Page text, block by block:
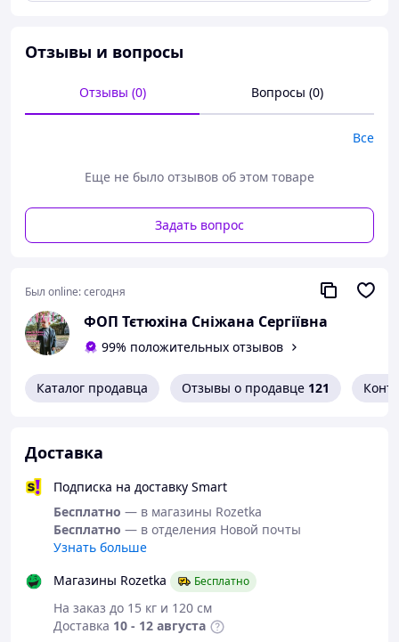
Отзывы и вопросы
Отзывы (0) Вопросы (0)
Все
Еще не было отзывов об этом товаре
Задать вопрос
Был online:сегодня
ФОП Тєтюхіна Сніжана Сергіївна
99% положительных отзывов
Каталог продавца Отзывы о продавце 121
Доставка
Подписка на доставку Smart
Бесплатно — в магазины Rozetka
Бесплатно — в отделения Новой почты
Узнать больше
Магазины Rozetka
Бесплатно
На заказ до 15 кг и 120 см
Доставка 10 - 12 августа